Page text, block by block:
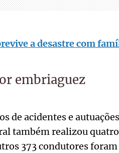
a desastre com
embriaguez
de acidentes e
também realizou
373 condutores